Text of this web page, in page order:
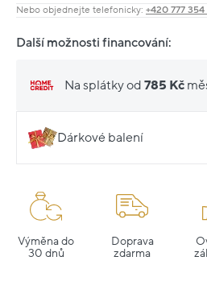
Nebo objednejte telefonicky: +420 777 354
Další možnosti financování:
Na splátky od 785 Kč
Dárkové balení
Výměna do
30 dnů
Doprava
zdarma